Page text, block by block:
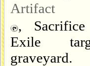
Artifact
,
Exile
graveyard.